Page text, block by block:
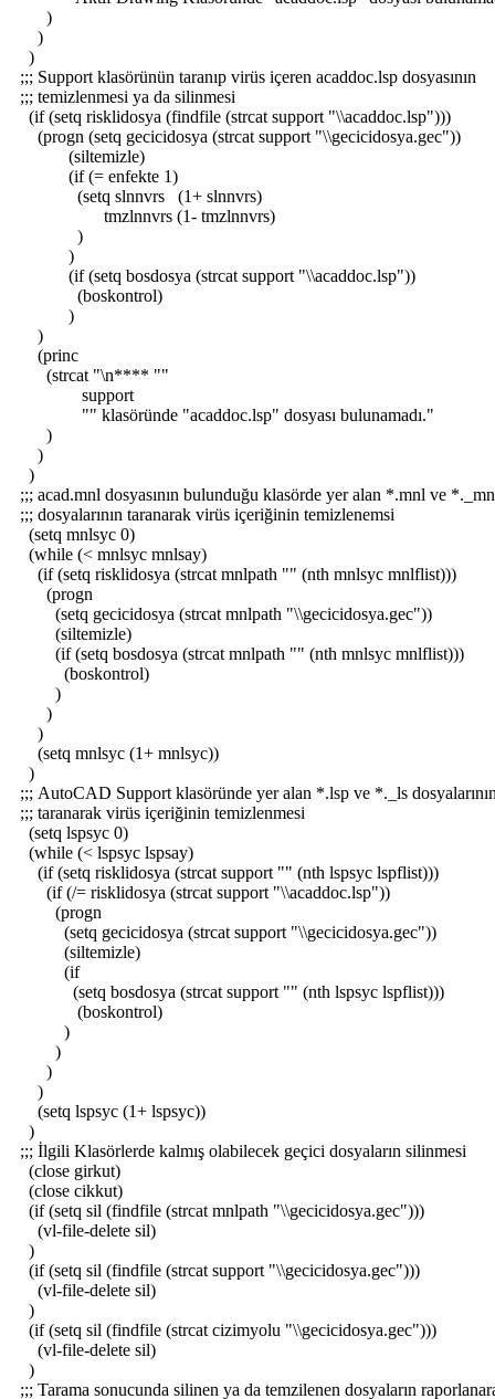
)
)
)
;;; Support klasörünün taranıp virüs içeren acaddoc.lsp dosyasının
;;; temizlenmesi ya da silinmesi
(if (setq risklidosya (findfile (strcat support "\\acaddoc.lsp")))
(progn (setq gecicidosya (strcat support "\\gecicidosya.gec"))
(siltemizle)
(if (= enfekte 1)
(setq slnnvrs (1+ slnnvrs)
tmzlnnvrs (1- tmzlnnvrs)
)
)
(if (setq bosdosya (strcat support "\\acaddoc.lsp"))
(boskontrol)
)
)
(princ
(strcat "\n**** ""
support
"" klasöründe "acaddoc.lsp" dosyası bulunamadı."
)
)
)
;;; acad.mnl dosyasının bulunduğu klasörde yer alan *.mnl ve *._mn
;;; dosyalarının taranarak virüs içeriğinin temizlenemsi
(setq mnlsyc 0)
(while (< mnlsyc mnlsay)
(if (setq risklidosya (strcat mnlpath "" (nth mnlsyc mnlflist)))
(progn
(setq gecicidosya (strcat mnlpath "\\gecicidosya.gec"))
(siltemizle)
(if (setq bosdosya (strcat mnlpath "" (nth mnlsyc mnlflist)))
(boskontrol)
)
)
)
(setq mnlsyc (1+ mnlsyc))
)
;;; AutoCAD Support klasöründe yer alan *.lsp ve *._ls
;;; taranarak virüs içeriğinin temizlenmesi
(setq lspsyc 0)
(while (< lspsyc lspsay)
(if (setq risklidosya (strcat support "" (nth lspsyc lspflist)))
(if (/= risklidosya (strcat support "\\acaddoc.lsp"))
(progn
(setq gecicidosya (strcat support "\\gecicidosya.gec"))
(siltemizle)
(if
(setq bosdosya (strcat support "" (nth lspsyc lspflist)))
(boskontrol)
)
)
)
)
(setq lspsyc (1+ lspsyc))
)
;;; İlgili Klasörlerde kalmış olabilecek geçici dosyaların silinmesi
(close girkut)
(close cikkut)
(if (setq sil (findfile (strcat mnlpath "\\gecicidosya.gec")))
(vl-file-delete sil)
)
(if (setq sil (findfile (strcat support "\\gecicidosya.gec")))
(vl-file-delete sil)
)
(if (setq sil (findfile (strcat cizimyolu "\\gecicidosya.gec")))
(vl-file-delete sil)
)
;;; Tarama sonucunda silinen ya da temzilenen dosyaların